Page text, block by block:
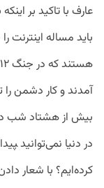
عارف با تاکید بر
باید مساله اینترنت
آمدند و کار دشمن
بیش از هشتاد شب در
در دنیا نمی‌توانید
کرده‌ایم؟ با شعار